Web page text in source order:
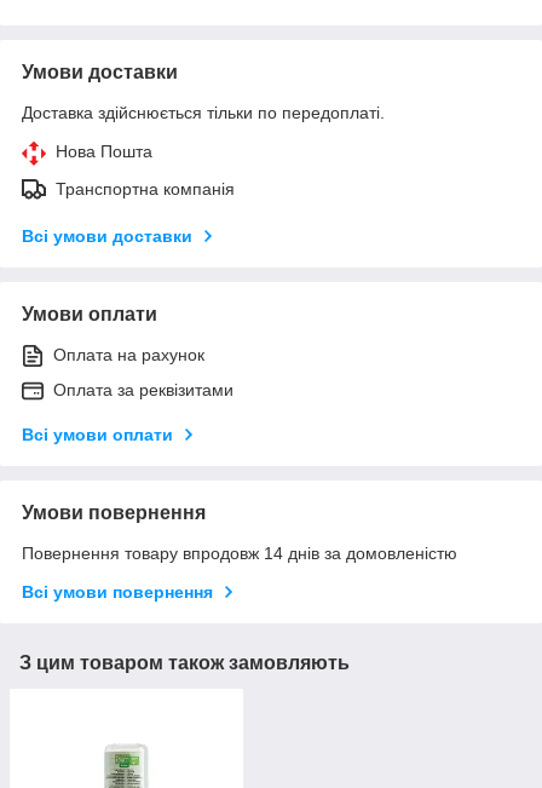
Умови доставки
Доставка здійснюється тільки по передоплаті.
Нова Пошта
Транспортна компанія
Всі умови доставки
Умови оплати
Оплата на рахунок
Оплата за реквізитами
Всі умови оплати
Умови повернення
Повернення товару впродовж 14 днів за домовленістю
Всі умови повернення
З цим товаром також замовляють